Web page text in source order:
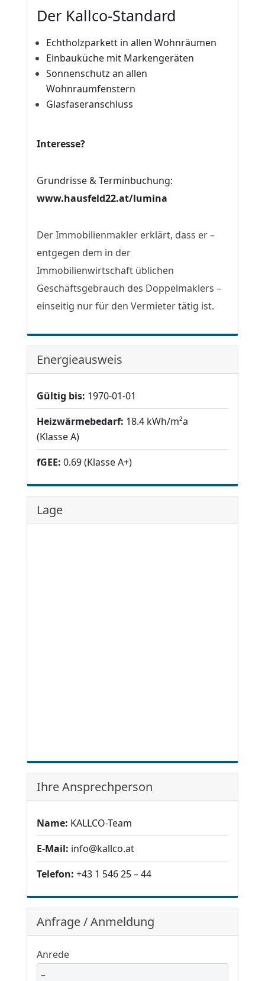
Der Kallco-Standard
Echtholzparkett in allen Wohnräumen
Einbauküche mit Markengeräten
Sonnenschutz an allen
Wohnraumfenstern
Glasfaseranschluss
Interesse?
Grundrisse & Terminbuchung:
www.hausfeld22.at/lumina
Der Immobilienmakler erklärt, dass er –
entgegen dem in der
Immobilienwirtschaft üblichen
Geschäftsgebrauch des Doppelmaklers –
einseitig nur für den Vermieter tätig ist.
Energieausweis
Gültig bis: 1970-01-01
Heizwärmebedarf: 18.4 kWh/m²a
(Klasse A)
fGEE: 0.69 (Klasse A+)
Lage
Ihre Ansprechperson
Name: KALLCO-Team
E-Mail: info@kallco.at
Telefon: +43 1 546 25 – 44
Anfrage / Anmeldung
Anrede